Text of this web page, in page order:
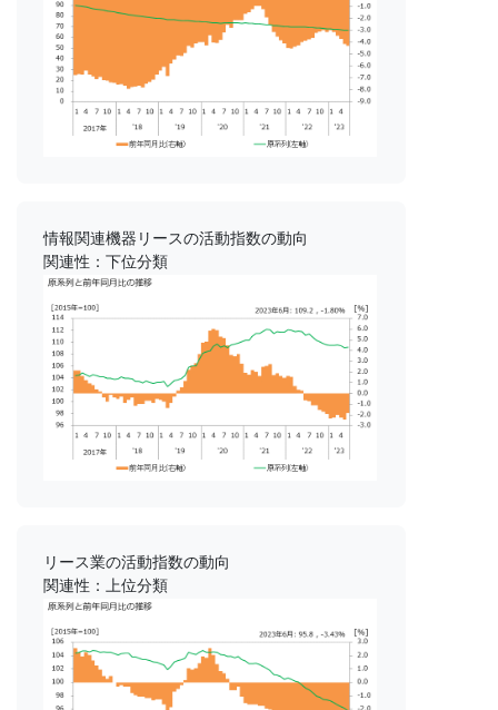
情報関連機器リースの活動指数の動向
関連性：下位分類
リース業の活動指数の動向
関連性：上位分類